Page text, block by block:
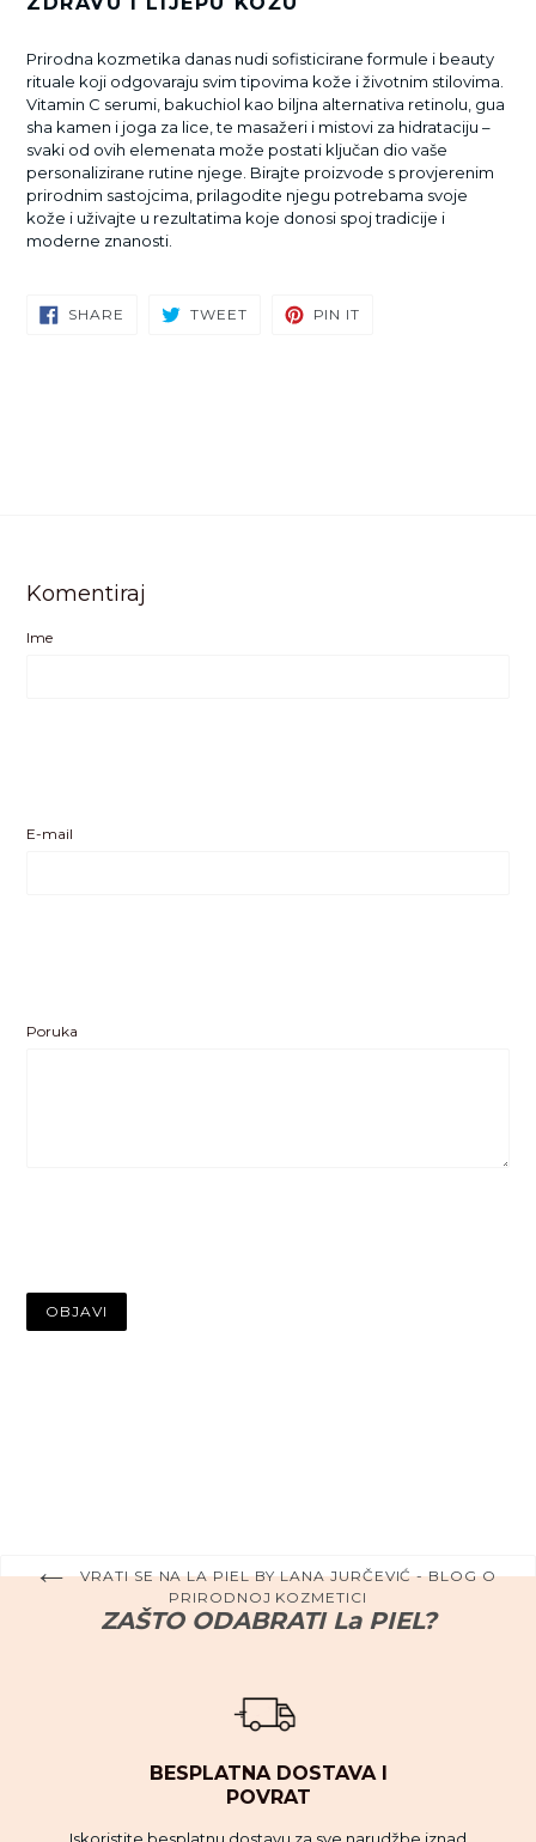
Prirodna kozmetika danas nudi sofisticirane formule i beauty
rituale koji odgovaraju svim tipovima kože i životnim stilovima.
Vitamin C serumi, bakuchiol kao biljna alternativa retinolu, gua
sha kamen i joga za lice, te masažeri i mistovi za hidrataciju –
svaki od ovih elemenata može postati ključan dio vaše
personalizirane rutine njege. Birajte proizvode s provjerenim
prirodnim sastojcima, prilagodite njegu potrebama svoje
kože i uživajte u rezultatima koje donosi spoj tradicije i
moderne znanosti.
SHARE SHARE
TWEETTWEET
PIN IT
Komentiraj
Ime
E-mail
Poruka
VRATI SE NA LA PIEL BY LANA JURČEVIĆ - BLOG O
PRIRODNOJ KOZMETICI
ZAŠTO ODABRATI La PIEL?
BESPLATNA DOSTAVA I
POVRAT